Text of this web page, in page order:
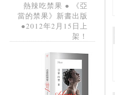
熱辣吃禁果 ● 《亞
當的禁果》新書出版
●2012年2月15日上
架！